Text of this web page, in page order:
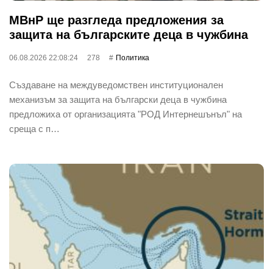
МВнР ще разгледа предложения за
защита на българските деца в чужбина
06.08.2026 22:08:24 278 Политика
Създаване на междуведомствен институционален
механизъм за защита на български деца в чужбина
предложиха от организацията "РОД Интернешънъл" на
среща с п…